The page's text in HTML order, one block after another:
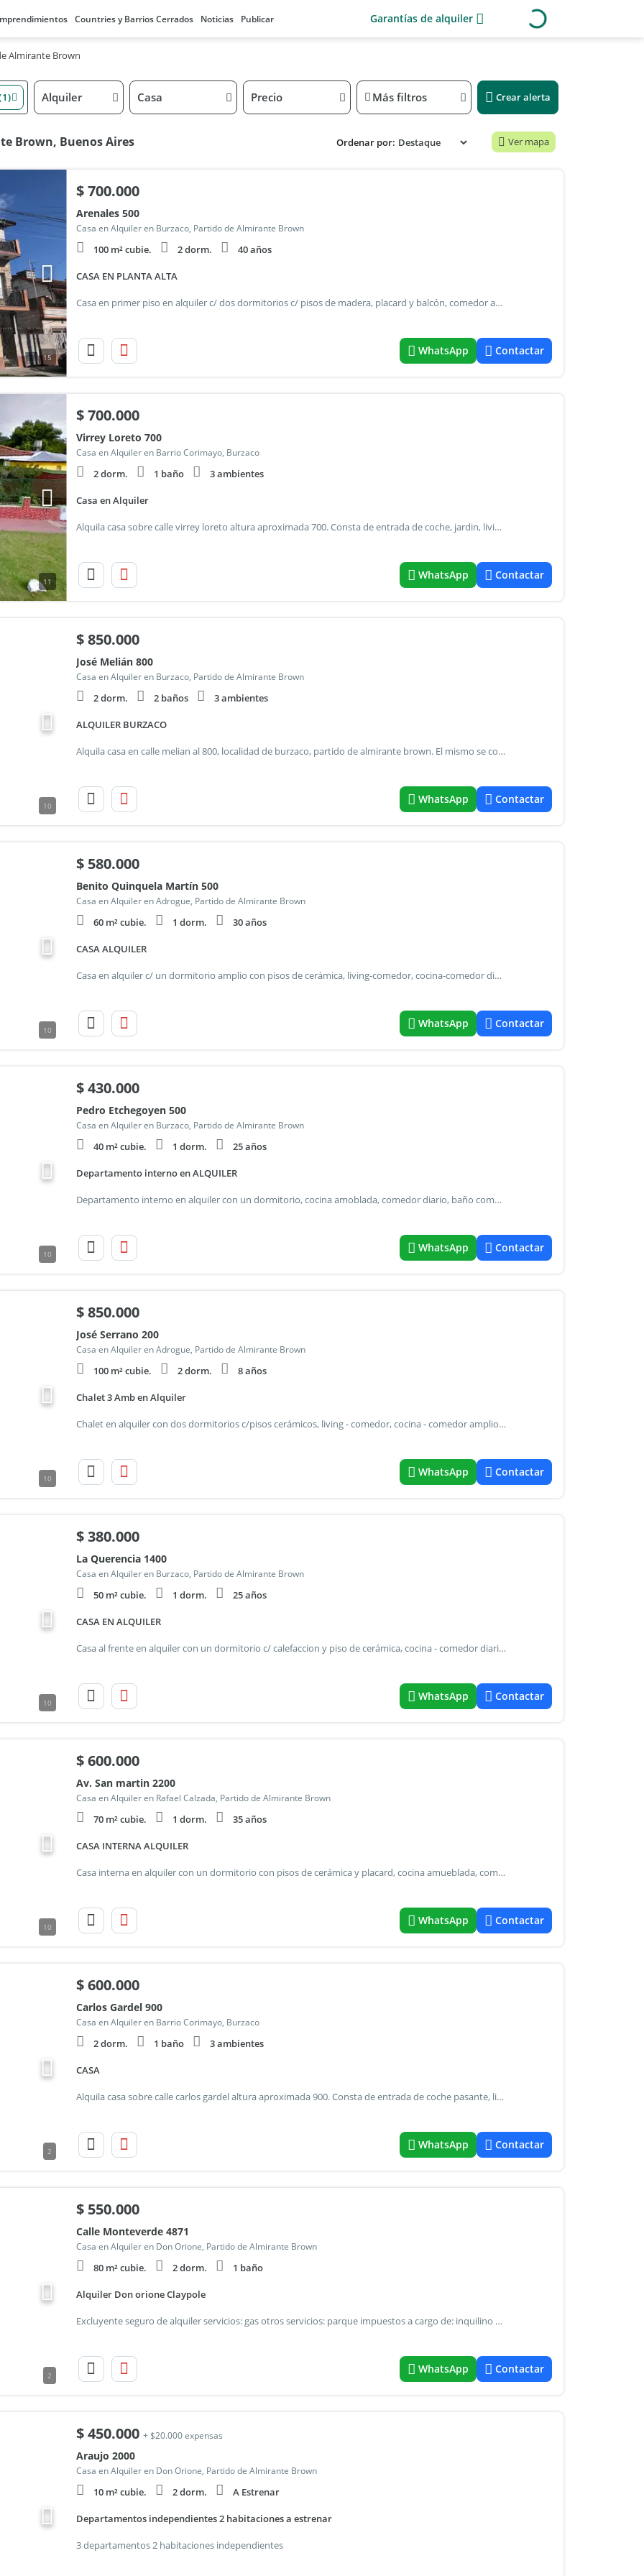
Countries y Barrios Cerrados Noticias Publicar Garantías de alquiler
Almirante Brown
Alquiler Casa Precio Más filtros Crear alerta
Brown, Buenos Aires Ordenar por: Ver mapa
15
$700.000
Arenales 500
Casa en Alquiler en Burzaco, Partido de Almirante Brown
100 m² cubie. 2 dorm. 40 años
CASA EN PLANTA ALTA
Casa en primer piso en alquiler c/ dos dormitorios c/ pisos de madera, placard y balcón, comedor amplio, cocina-comedor diario amoblada, baño completo con bañera a nuevo, lavadero cubierto y terraza. Alquiler: $ 700.000.- X mes ajustable c/ 4 meses según ipc + aysa + corte de pasto + seguro de incendio y servicios
WhatsApp Contactar
11
$700.000
Virrey Loreto 700
Casa en Alquiler en Barrio Corimayo, Burzaco
2 dorm. 1 baño 3 ambientes
Casa en Alquiler
Alquila casa sobre calle virrey loreto altura aproximada 700. Consta de entrada de coche, jardin, living, cocina comedor, baño, 2 dormitorios, galería atrás.- Servicios luz, gas natural agua corriente. Valor alquiler mensual $ 700.000
WhatsApp Contactar
10
$850.000
José Melián 800
Casa en Alquiler en Burzaco, Partido de Almirante Brown
2 dorm. 2 baños 3 ambientes
ALQUILER BURZACO
Alquila casa en calle melian al 800, localidad de burzaco, partido de almirante brown. El mismo se compone de 2 dormitorios, cocina- comedor, baño y patio. Servicios de luz, gas natural, agua corriente, sobre asfalto. A 2 cuadras de hav. Hipolito yrigoyen, a aproximadamente 10 cuadras de estacion burzaco. Colectivos en inmediaciones directos a capital federal, burzaco, adrogue, lomas de zamora, la plata y localidades aledañas. Valor de alquiler mensual $850.000
WhatsApp Contactar
10
$580.000
Benito Quinquela Martín 500
Casa en Alquiler en Adrogue, Partido de Almirante Brown
60 m² cubie. 1 dorm. 30 años
CASA ALQUILER
Casa en alquiler c/ un dormitorio amplio con pisos de cerámica, living-comedor, cocina-comedor diario amoblada, baño completo, lavadero cubierto, patio, entrada de auto pasante y fondo libre - techo de losa alquiler: $ 580.000.- X mes ajustable c/ 4 meses según ipc + imp. Municipal + servicios a partir del 1º de julio 2026
WhatsApp Contactar
10
$430.000
Pedro Etchegoyen 500
Casa en Alquiler en Burzaco, Partido de Almirante Brown
40 m² cubie. 1 dorm. 25 años
Departamento interno en ALQUILER
Departamento interno en alquiler con un dormitorio, cocina amoblada, comedor diario, baño completo, lavadero cubierto y patio de transito. Muy luminoso - sin niños ni animales - luz y gas independiente alquiler: $ 430.000.- X mes ajustable cada 4 meses segun ipc + imp. Municipal + servicios + seg. De incendio
WhatsApp Contactar
10
$850.000
José Serrano 200
Casa en Alquiler en Adrogue, Partido de Almirante Brown
100 m² cubie. 2 dorm. 8 años
Chalet 3 Amb en Alquiler
Chalet en alquiler con dos dormitorios c/pisos cerámicos, living - comedor, cocina - comedor amplio, baño, entrada de vehiculo con porton automatico, jardín al frente y fondo libre. Alquiler: $ 850.000.- X mes ajustable c/ 4 meses según ipc + imp. Municipal + servicios
WhatsApp Contactar
10
$380.000
La Querencia 1400
Casa en Alquiler en Burzaco, Partido de Almirante Brown
50 m² cubie. 1 dorm. 25 años
CASA EN ALQUILER
Casa al frente en alquiler con un dormitorio c/ calefaccion y piso de cerámica, cocina - comedor diario amueblado c/ lavadero, baño completo, parque y entrada de auto al frente. Luz y gas independiente funcionando alquiler: $ 380.000.- X mes ajustable c/ 4 meses según ipc + imp. Municipal + servicios
WhatsApp Contactar
10
$600.000
Av. San martin 2200
Casa en Alquiler en Rafael Calzada, Partido de Almirante Brown
70 m² cubie. 1 dorm. 35 años
CASA INTERNA ALQUILER
Casa interna en alquiler con un dormitorio con pisos de cerámica y placard, cocina amueblada, comedor diario, baño completo, patio con galería y buen fondo libre. - Buen estado - luz y gas individual - a partir del 1º de octubre- alquiler: $ 600.000.- X mes ajustable c/ 4 meses según ipc + imp. Municipal + aysa + servicios
WhatsApp Contactar
2
$600.000
Carlos Gardel 900
Casa en Alquiler en Barrio Corimayo, Burzaco
2 dorm. 1 baño 3 ambientes
CASA
Alquila casa sobre calle carlos gardel altura aproximada 900. Consta de entrada de coche pasante, living, cocina comedor, 2 dormitorios, baño, terreno libre atras, galeria y galpon atras. Servicios: gas natural, luz, agua corriente. Valor alquiler mensual $ 600.000
WhatsApp Contactar
2
$550.000
Calle Monteverde 4871
Casa en Alquiler en Don Orione, Partido de Almirante Brown
80 m² cubie. 2 dorm. 1 baño
Alquiler Don orione Claypole
Excluyente seguro de alquiler servicios: gas otros servicios: parque impuestos a cargo de: inquilino agua a cargo de: inquilino
WhatsApp Contactar
$450.000 + $20.000 expensas
Araujo 2000
Casa en Alquiler en Don Orione, Partido de Almirante Brown
10 m² cubie. 2 dorm. A Estrenar
Departamentos independientes 2 habitaciones a estrenar
3 departamentos 2 habitaciones independientes